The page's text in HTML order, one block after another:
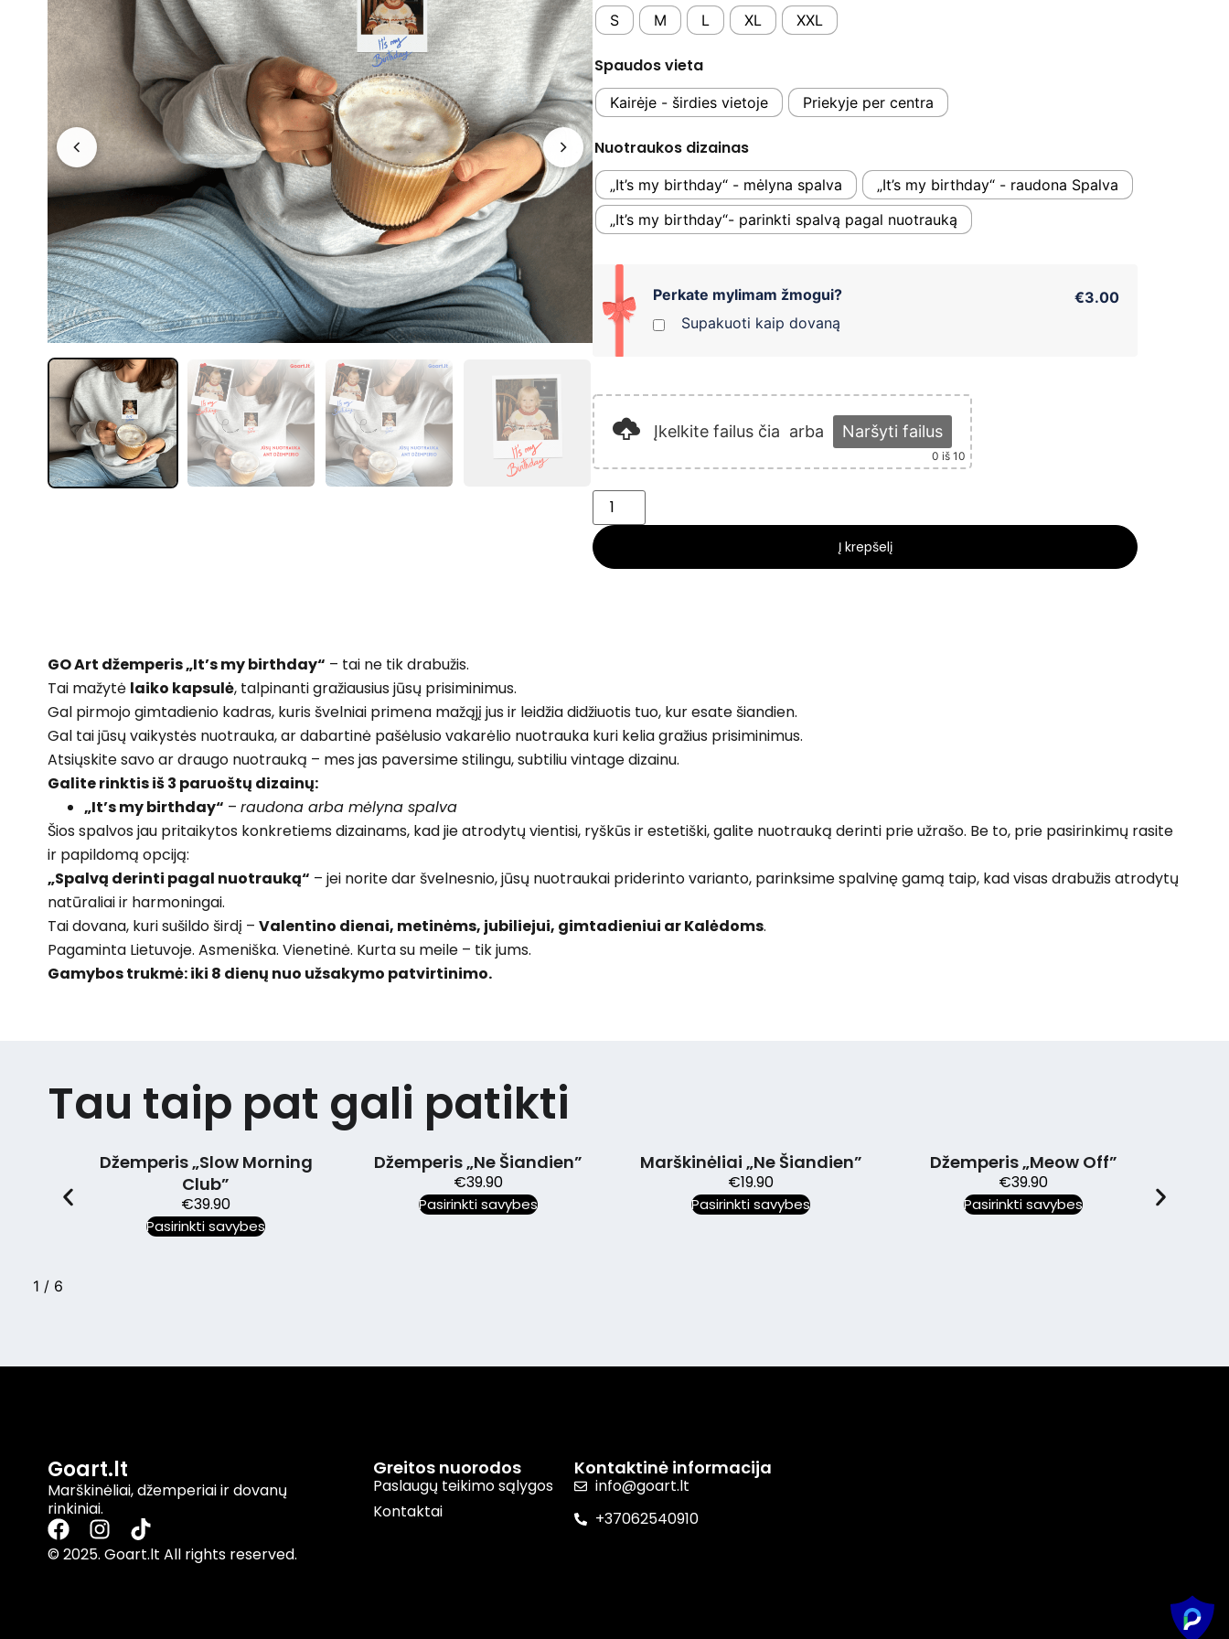
S M L XL XXL
Spaudos vieta
Kairėje - širdies vietoje Priekyje per centra
Nuotraukos dizainas
„It’s my birthday“ - mėlyna spalva
„It’s my birthday“ - raudona Spalva
„It’s my birthday“- parinkti spalvą pagal nuotrauką
Perkate mylimam žmogui?
Supakuoti kaip dovaną
€3.00
Įkelkite failus čia arba Naršyti failus
0 iš 10
Į krepšelį
GO Art džemperis „It’s my birthday“ – tai ne tik drabužis.
Tai mažytė laiko kapsulė, talpinanti gražiausius jūsų prisiminimus.
Gal pirmojo gimtadienio kadras, kuris švelniai primena mažąjį jus ir leidžia didžiuotis tuo, kur esate šiandien.
Gal tai jūsų vaikystės nuotrauka, ar dabartinė pašėlusio vakarėlio nuotrauka kuri kelia gražius prisiminimus.
Atsiųskite savo ar draugo nuotrauką – mes jas paversime stilingu, subtiliu vintage dizainu.
Galite rinktis iš 3 paruoštų dizainų:
„It’s my birthday“ – raudona arba mėlyna spalva
Šios spalvos jau pritaikytos konkretiems dizainams, kad jie atrodytų vientisi, ryškūs ir estetiški, galite nuotrauką derinti prie užrašo. Be to, prie pasirinkimų rasite
ir papildomą opciją:
„Spalvą derinti pagal nuotrauką“ – jei norite dar švelnesnio, jūsų nuotraukai priderinto varianto, parinksime spalvinę gamą taip, kad visas drabužis atrodytų
natūraliai ir harmoningai.
Tai dovana, kuri sušildo širdį – Valentino dienai, metinėms, jubiliejui, gimtadieniui ar Kalėdoms.
Pagaminta Lietuvoje. Asmeniška. Vienetinė. Kurta su meile – tik jums.
Gamybos trukmė: iki 8 dienų nuo užsakymo patvirtinimo.
Tau taip pat gali patikti
Džemperis „Slow Morning
Club”
39.90
Pasirinkti savybes
Džemperis „Ne Šiandien”
39.90
Pasirinkti savybes
Marškinėliai „Ne Šiandien”
19.90
Pasirinkti savybes
Džemperis „Meow Off”
39.90
Pasirinkti savybes
2 / 6
Goart.lt
Marškinėliai, džemperiai ir dovanų
rinkiniai.
Greitos nuorodos
Paslaugų teikimo sąlygos
Kontaktai
Kontaktinė informacija
info@goart.lt
+37062540910
© 2025. Goart.lt All rights reserved.